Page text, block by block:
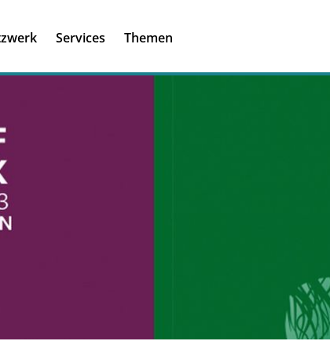
Services Themen
Ich habe einen